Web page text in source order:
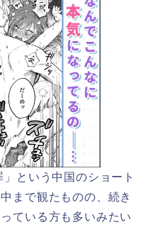
という 中国のショート
まで観たものの、続き
ている方も多いみたい